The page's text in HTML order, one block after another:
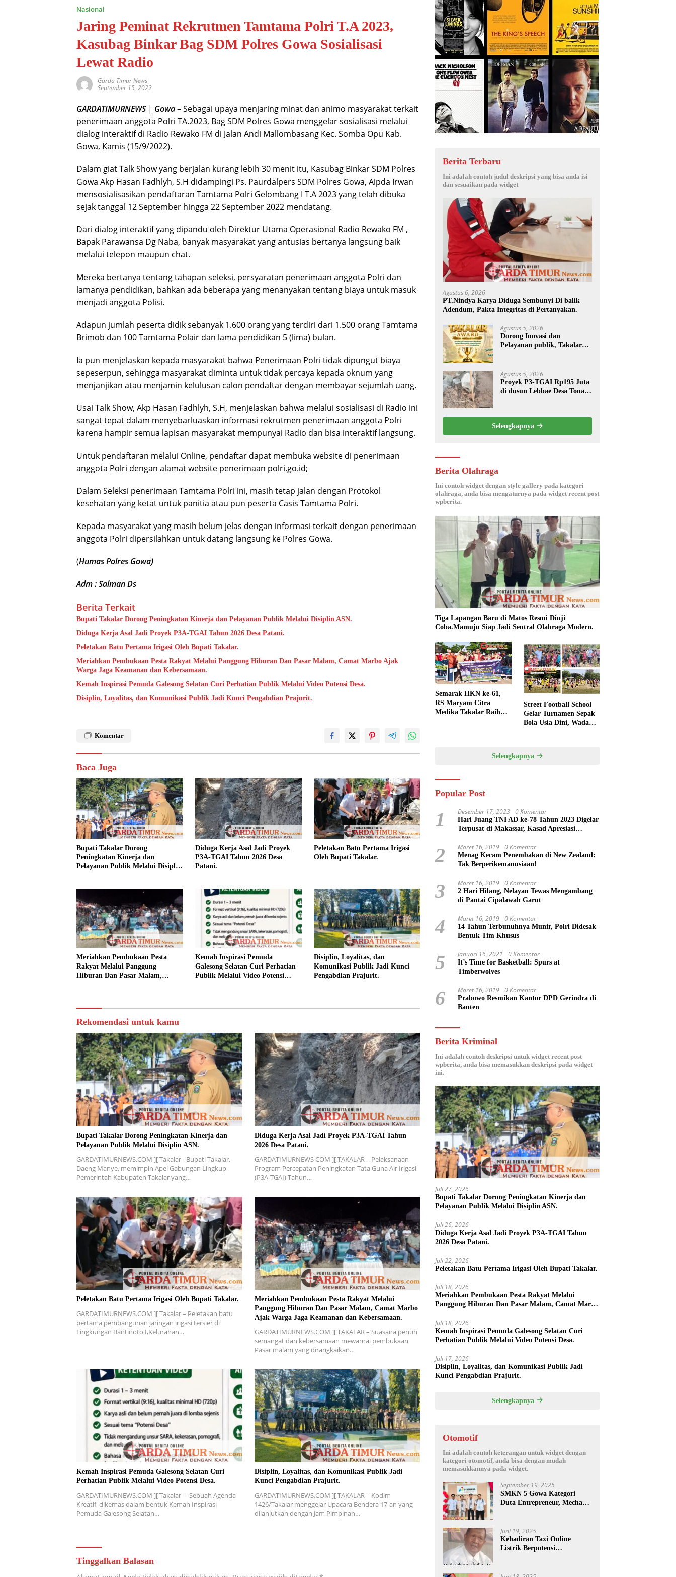
Nasional
Jaring Peminat Rekrutmen Tamtama Polri T.A 2023,
Kasubag Binkar Bag SDM Polres Gowa Sosialisasi
Lewat Radio
Garda Timur News
September 15, 2022
GARDATIMURNEWS| Gowa– Sebagai upaya menjaring minat dan animo masyarakat terkait
penerimaan anggota Polri TA.2023, Bag SDM Polres Gowa menggelar sosialisasi melalui
dialog interaktif di Radio Rewako FM di Jalan Andi Mallombasang Kec. Somba Opu Kab.
Gowa, Kamis (15/9/2022).
Dalam giat Talk Show yang berjalan kurang lebih 30 menit itu, Kasubag Binkar SDM Polres
Gowa Akp Hasan Fadhlyh, S.H didampingi Ps. Paurdalpers SDM Polres Gowa, Aipda Irwan
mensosialisasikan pendaftaran Tamtama Polri Gelombang I T.A 2023 yang telah dibuka
sejak tanggal 12 September hingga 22 September 2022 mendatang.
Dari dialog interaktif yang dipandu oleh Direktur Utama Operasional Radio Rewako FM ,
Bapak Parawansa Dg Naba, banyak masyarakat yang antusias bertanya langsung baik
melalui telepon maupun chat.
Mereka bertanya tentang tahapan seleksi, persyaratan penerimaan anggota Polri dan
lamanya pendidikan, bahkan ada beberapa yang menanyakan tentang biaya untuk masuk
menjadi anggota Polisi.
Adapun jumlah peserta didik sebanyak 1.600 orang yang terdiri dari 1.500 orang Tamtama
Brimob dan 100 Tamtama Polair dan lama pendidikan 5 (lima) bulan.
Ia pun menjelaskan kepada masyarakat bahwa Penerimaan Polri tidak dipungut biaya
sepeserpun, sehingga masyarakat diminta untuk tidak percaya kepada oknum yang
menjanjikan atau menjamin kelulusan calon pendaftar dengan membayar sejumlah uang.
Usai Talk Show, Akp Hasan Fadhlyh, S.H, menjelaskan bahwa melalui sosialisasi di Radio ini
sangat tepat dalam menyebarluaskan informasi rekrutmen penerimaan anggota Polri
karena hampir semua lapisan masyarakat mempunyai Radio dan bisa interaktif langsung.
Untuk pendaftaran melalui Online, pendaftar dapat membuka website di penerimaan
anggota Polri dengan alamat website penerimaan polri.go.id;
Dalam Seleksi penerimaan Tamtama Polri ini, masih tetap jalan dengan Protokol
kesehatan yang ketat untuk panitia atau pun peserta Casis Tamtama Polri.
Kepada masyarakat yang masih belum jelas dengan informasi terkait dengan penerimaan
anggota Polri dipersilahkan untuk datang langsung ke Polres Gowa.
(Humas Polres Gowa)
Adm : Salman Ds
Berita Terkait
Bupati Takalar Dorong Peningkatan Kinerja dan Pelayanan Publik Melalui Disiplin ASN.
Diduga Kerja Asal Jadi Proyek P3A-TGAI Tahun 2026 Desa Patani.
Peletakan Batu Pertama Irigasi Oleh Bupati Takalar.
Meriahkan Pembukaan Pesta Rakyat Melalui Panggung Hiburan Dan Pasar Malam, Camat Marbo Ajak
Warga Jaga Keamanan dan Kebersamaan.
Kemah Inspirasi Pemuda Galesong Selatan Curi Perhatian Publik Melalui Video Potensi Desa.
Disiplin, Loyalitas, dan Komunikasi Publik Jadi Kunci Pengabdian Prajurit.
Komentar
Baca Juga
Bupati Takalar Dorong
Peningkatan Kinerja dan
Pelayanan Publik Melalui Disiplin
Diduga Kerja Asal Jadi Proyek
P3A-TGAI Tahun 2026 Desa
Patani.
Peletakan Batu Pertama Irigasi
Oleh Bupati Takalar.
Meriahkan Pembukaan Pesta
Rakyat Melalui Panggung
Hiburan Dan Pasar Malam,
Kemah Inspirasi Pemuda
Galesong Selatan Curi Perhatian
Publik Melalui Video Potensi
Disiplin, Loyalitas, dan
Komunikasi Publik Jadi Kunci
Pengabdian Prajurit.
Rekomendasi untuk kamu
Bupati Takalar Dorong Peningkatan Kinerja dan
Pelayanan Publik Melalui Disiplin ASN.
GARDATIMURNEWS.COM ][ Takalar –Bupati Takalar,
Daeng Manye, memimpin Apel Gabungan Lingkup
Pemerintah Kabupaten Takalar yang…
Diduga Kerja Asal Jadi Proyek P3A-TGAI Tahun
2026 Desa Patani.
GARDATIMURNEWS COM ][ TAKALAR – Pelaksanaan
Program Percepatan Peningkatan Tata Guna Air Irigasi
(P3A-TGAI) Tahun…
Peletakan Batu Pertama Irigasi Oleh Bupati Takalar.
GARDATIMURNEWS.COM ][ Takalar – Peletakan batu
pertama pembangunan jaringan irigasi tersier di
Lingkungan Bantinoto I,Kelurahan…
Meriahkan Pembukaan Pesta Rakyat Melalui
Panggung Hiburan Dan Pasar Malam, Camat Marbo
Ajak Warga Jaga Keamanan dan Kebersamaan.
GARDATIMURNEWS.COM ][ TAKALAR – Suasana penuh
semangat dan kebersamaan mewarnai pembukaan
Pasar malam yang dirangkaikan…
Kemah Inspirasi Pemuda Galesong Selatan Curi
Perhatian Publik Melalui Video Potensi Desa.
GARDATIMURNEWS.COM ][ Takalar – Sebuah Agenda
Kreatif dikemas dalam bentuk Kemah Inspirasi
Pemuda Galesong Selatan…
Disiplin, Loyalitas, dan Komunikasi Publik Jadi
Kunci Pengabdian Prajurit.
GARDATIMURNEWS.COM ][ TAKALAR – Kodim
1426/Takalar menggelar Upacara Bendera 17-an yang
dilanjutkan dengan Jam Pimpinan…
Tinggalkan Balasan
Berita Terbaru
Ini adalah contoh judul deskripsi yang bisa anda isi
dan sesuaikan pada widget
Agustus 6, 2026
PT.Nindya Karya Diduga Sembunyi Di balik
Adendum, Pakta Integritas di Pertanyakan.
Agustus 5, 2026
Dorong Inovasi dan
Pelayanan publik, Takalar
Agustus 5, 2026
Proyek P3-TGAI Rp195 Juta
di dusun Lebbae Desa Tonasa
Selengkapnya
Berita Olahraga
Ini contoh widget dengan style gallery pada kategori
olahraga, anda bisa mengaturnya pada widget recent post
wpberita.
Tiga Lapangan Baru di Matos Resmi Diuji
Coba.Mamuju Siap Jadi Sentral Olahraga Modern.
Semarak HKN ke-61,
RS Maryam Citra
Medika Takalar Raih
Street Football School
Gelar Turnamen Sepak
Bola Usia Dini, Wadah
Selengkapnya
Popular Post
1 Desember 17, 2023 0 Komentar
Hari Juang TNI AD ke-78 Tahun 2023 Digelar
Terpusat di Makassar, Kasad Apresiasi
2 Maret 16, 2019 0 Komentar
Menag Kecam Penembakan di New Zealand:
Tak Berperikemanusiaan!
3 Maret 16, 2019 0 Komentar
2 Hari Hilang, Nelayan Tewas Mengambang
di Pantai Cipalawah Garut
4 Maret 16, 2019 0 Komentar
14 Tahun Terbunuhnya Munir, Polri Didesak
Bentuk Tim Khusus
5 Januari 16, 2021 0 Komentar
It’s Time for Basketball: Spurs at
Timberwolves
6 Maret 16, 2019 0 Komentar
Prabowo Resmikan Kantor DPD Gerindra di
Banten
Berita Kriminal
Ini adalah contoh deskripsi untuk widget recent post
wpberita, anda bisa memasukkan deskripsi pada widget
ini.
Juli 27, 2026
Bupati Takalar Dorong Peningkatan Kinerja dan
Pelayanan Publik Melalui Disiplin ASN.
Juli 26, 2026
Diduga Kerja Asal Jadi Proyek P3A-TGAI Tahun
2026 Desa Patani.
Juli 22, 2026
Peletakan Batu Pertama Irigasi Oleh Bupati Takalar.
Juli 18, 2026
Meriahkan Pembukaan Pesta Rakyat Melalui
Panggung Hiburan Dan Pasar Malam, Camat Marbo
Juli 18, 2026
Kemah Inspirasi Pemuda Galesong Selatan Curi
Perhatian Publik Melalui Video Potensi Desa.
Juli 17, 2026
Disiplin, Loyalitas, dan Komunikasi Publik Jadi
Kunci Pengabdian Prajurit.
Selengkapnya
Otomotif
Ini adalah contoh keterangan untuk widget dengan
kategori otomotif, anda bisa dengan mudah
memasukkannya pada widget.
September 19, 2025
SMKN 5 Gowa Kategori
Duta Entrepreneur, Mechanic
Nasional Ta- 2025
Juni 19, 2025
Kehadiran Taxi Online
Listrik Berpotensi